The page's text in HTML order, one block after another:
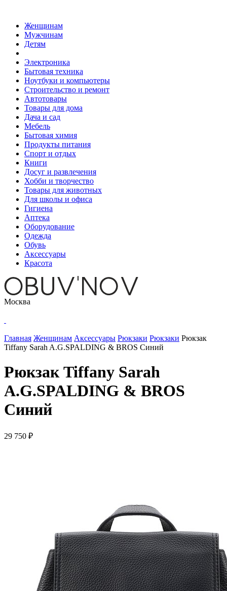
Женщинам
Мужчинам
Детям
Электроника
Бытовая техника
Ноутбуки и компьютеры
Строительство и ремонт
Автотовары
Товары для дома
Дача и сад
Мебель
Бытовая химия
Продукты питания
Спорт и отдых
Книги
Досуг и развлечения
Хобби и творчество
Товары для животных
Для школы и офиса
Гигиена
Аптека
Оборудование
Одежда
Обувь
Аксессуары
Красота
Москва
Главная Женщинам Аксессуары Рюкзаки Рюкзаки Рюкзак
Tiffany Sarah A.G.SPALDING & BROS Синий
Рюкзак Tiffany Sarah
A.G.SPALDING & BROS
Синий
29 750 ₽